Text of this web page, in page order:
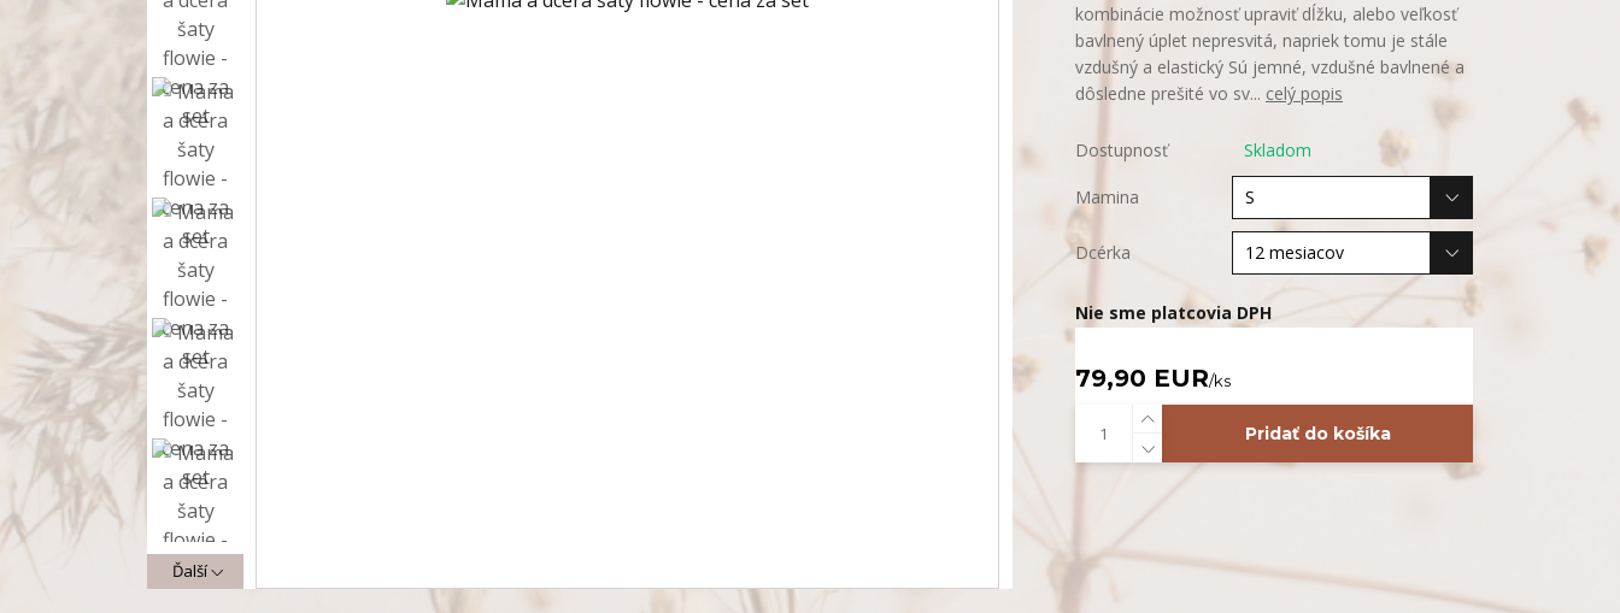
Ďalší
kombinácie možnosť upraviť dĺžku, alebo veľkosť
bavlnený úplet nepresvitá, napriek tomu je stále
vzdušný a elastický Sú jemné, vzdušné bavlnené a
dôsledne prešité vo sv... celý popis
Dostupnosť Skladom
Mamina
Dcérka
Nie sme platcovia DPH
79,90 EUR/ks
Pridať do košíka